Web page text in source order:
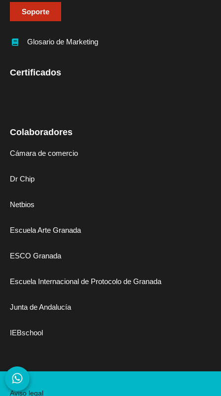
Soporte
Glosario de Marketing
Certificados
Colaboradores
Cámara de comercio
Dr Chip
Netbios
Escuela Arte Granada
ESCO Granada
Escuela Internacional de Protocolo de Granada
Junta de Andalucía
IEBschool
Aviso legal